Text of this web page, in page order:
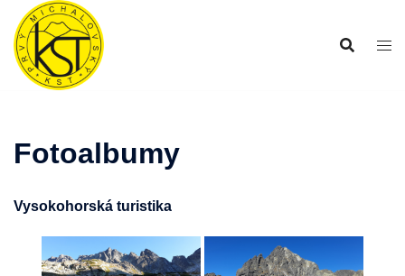
Preskočiť
obsah
Fotoalbumy
Vysokohorská turistika